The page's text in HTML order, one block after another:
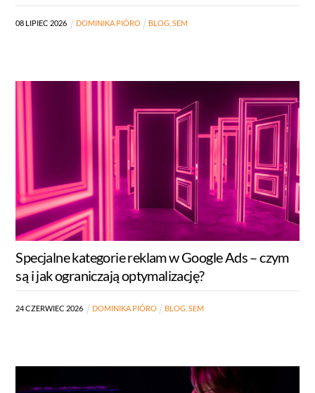
08 LIPIEC 2026 DOMINIKA PIÓRO BLOG, SEM
Specjalne kategorie reklam w Google Ads – czym
są i jak ograniczają optymalizację?
24CZERWIEC 2026 DOMINIKA PIÓRO BLOG, SEM